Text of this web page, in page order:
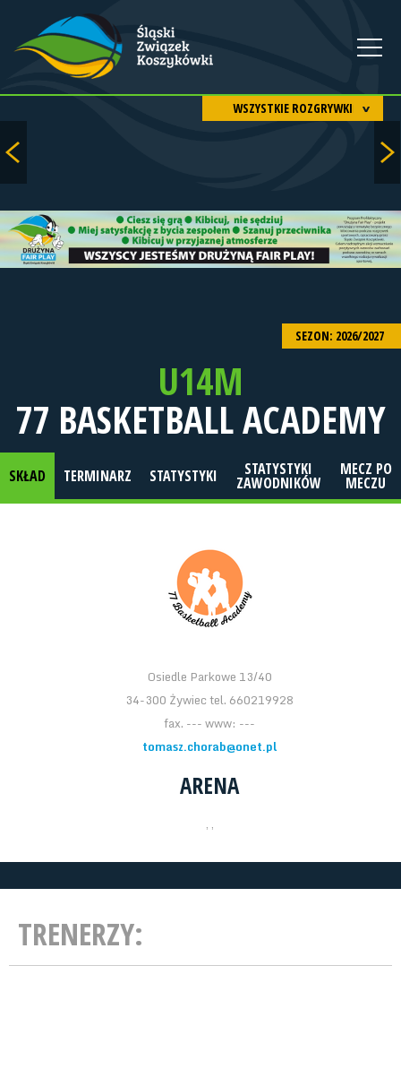
WSZYSTKIE ROZGRYWKI
SEZON: 2026/2027
U14M
77 BASKETBALL ACADEMY
SKŁAD TERMINARZ STATYSTYKI STATYSTYKI
ZAWODNIKÓW
MECZ PO
MECZU
Osiedle Parkowe 13/40
34-300 Żywiec tel. 660219928
fax. --- www: ---
tomasz.chorab@onet.pl
ARENA
, ,
TRENERZY: